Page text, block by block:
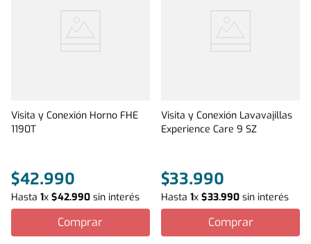
Visita y Conexión Horno FHE
1190T
$42.990
Hasta 1x $42.990 sin interés
Comprar
Visita y Conexión Lavavajillas
Experience Care 9 SZ
$33.990
Hasta1x$33.990 sin interés
Comprar